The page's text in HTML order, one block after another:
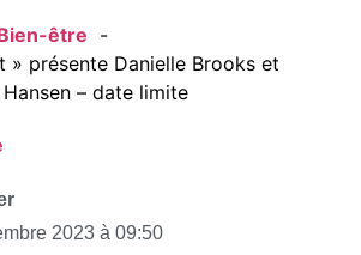
être
» présente Danielle Brooks et
– date limite
2023 à 09:50